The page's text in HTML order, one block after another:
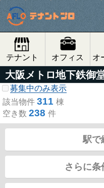
テナント オフィス オ
大阪メトロ地下鉄御
募集中のみ表示
該当物件 311 棟
空き数 238 件
駅で
さらに条